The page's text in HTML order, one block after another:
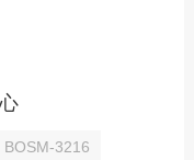
BOSM-3216